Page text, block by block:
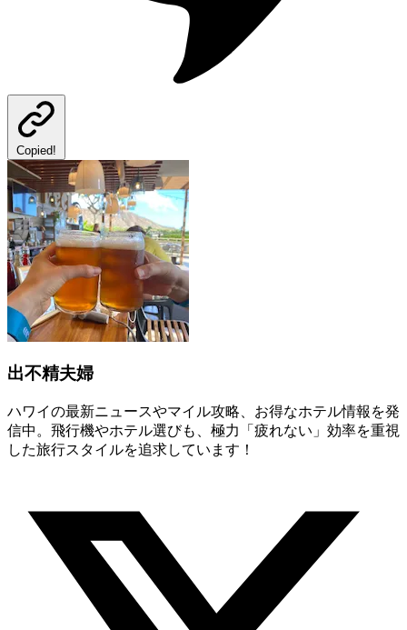
Copied!
出不精夫婦
ハワイの最新ニュースやマイル攻略、お得なホテル情報を発
信中。飛行機やホテル選びも、極力「疲れない」効率を重視
した旅行スタイルを追求しています！